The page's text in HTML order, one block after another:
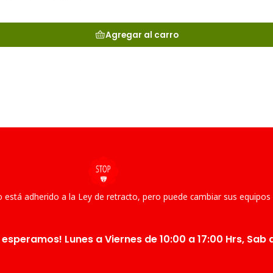
Agregar al carro
está adherido a la Ley de retracto, pero puede cambiar sus
Lunes a Viernes de 10:00 a 17:00 Hrs, Sab